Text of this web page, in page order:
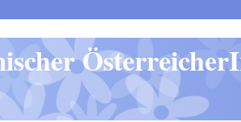
zum
Inhalt